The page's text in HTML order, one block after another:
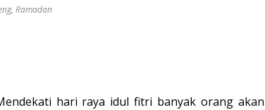
, Ramadan
hari raya idul fitri banyak orang